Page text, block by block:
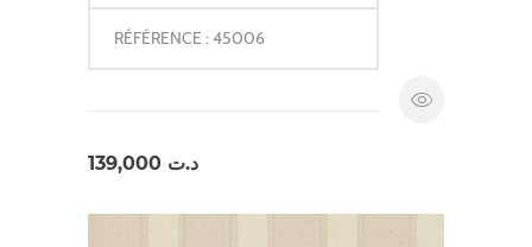
RÉFÉRENCE : 45006
د.ت